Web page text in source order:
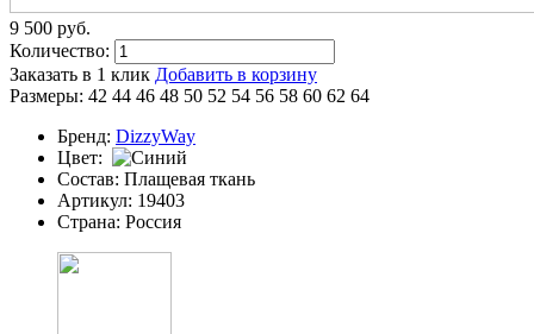
9 500 pуб.
Количество:
Заказать в 1 клик Добавить в корзину
Размеры: 42 44 46 48 50 52 54 56 58 60 62 64
Бренд: DizzyWay
Цвет:
Состав: Плащевая ткань
Артикул: 19403
Страна: Россия